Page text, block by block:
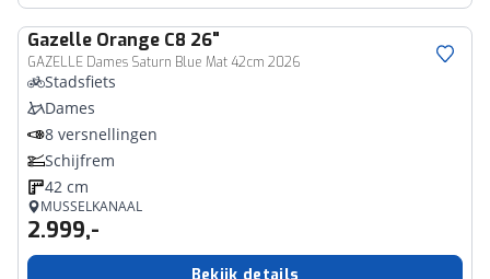
Gazelle Orange C8 26"
GAZELLE Dames Saturn Blue Mat 42cm 2026
Stadsfiets
Dames
8 versnellingen
Schijfrem
42 cm
MUSSELKANAAL
2.999,-